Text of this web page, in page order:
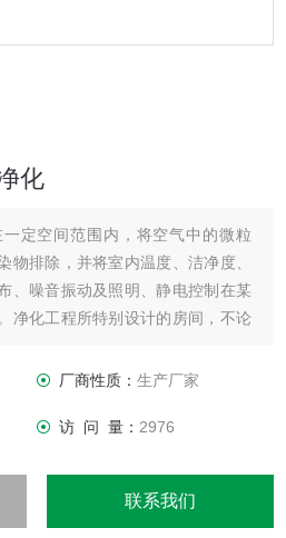
化
定空间范围内，将空气中的微粒
物排除，并将室内温度、洁净度、
、噪音振动及照明、静电控制在某
净化工程所特别设计的房间，不论
厂商性质： 生产厂家
访 问 量： 2976
联系我们